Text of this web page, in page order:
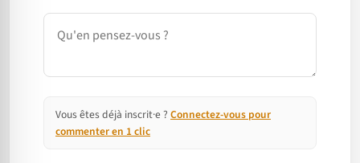
Commentaire
Vous êtes déjà inscrit·e ? Connectez-vous pour
commenter en 1 clic